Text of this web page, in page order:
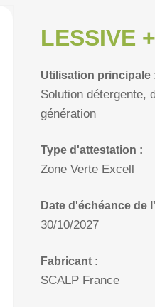
LESSIVE
Utilisation principale
Solution détergente,
génération
Type d'attestation :
Zone Verte Excell
Date d'échéance de
30/10/2027
Fabricant :
SCALP France